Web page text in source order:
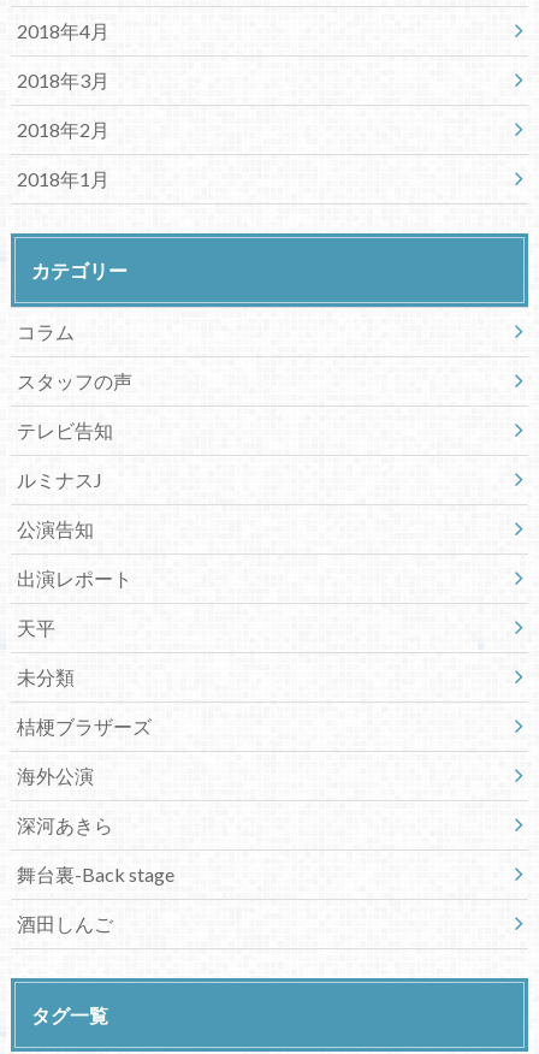
2018年4月
2018年3月
2018年2月
2018年1月
カテゴリー
コラム
スタッフの声
テレビ告知
ルミナスJ
公演告知
出演レポート
天平
未分類
桔梗ブラザーズ
海外公演
深河あきら
舞台裏-Back stage
酒田しんご
タグ一覧